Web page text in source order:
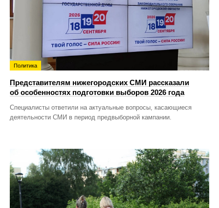
Политика
Представителям нижегородских СМИ рассказали
об особенностях подготовки выборов 2026 года
Специалисты ответили на актуальные вопросы, касающиеся
деятельности СМИ в период предвыборной кампании.